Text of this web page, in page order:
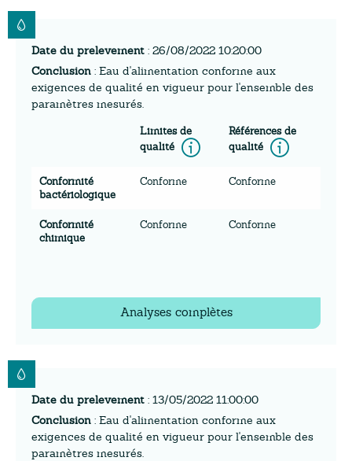
Date du prelevement : 26/08/2022 10:20:00
Conclusion : Eau d'alimentation conforme aux
exigences de qualité en vigueur pour l'ensemble des
paramètres mesurés.
Limites de
qualité
Information
Références de
qualité
Conformité
bactériologique
Conforme Conforme
Conformité
chimique
Conforme Conforme
Analyses complètes
Date du prelevement : 13/05/2022 11:00:00
Conclusion : Eau d'alimentation conforme aux
exigences de qualité en vigueur pour l'ensemble des
paramètres mesurés.